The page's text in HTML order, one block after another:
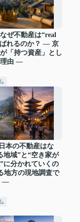
ぜ不動産は“real
ばれるのか？ ― 京
「持つ資産」とし
理由 ―
本の不動産はな
地域”と“空き家が
に分かれていくの
地方の現地調査で
―